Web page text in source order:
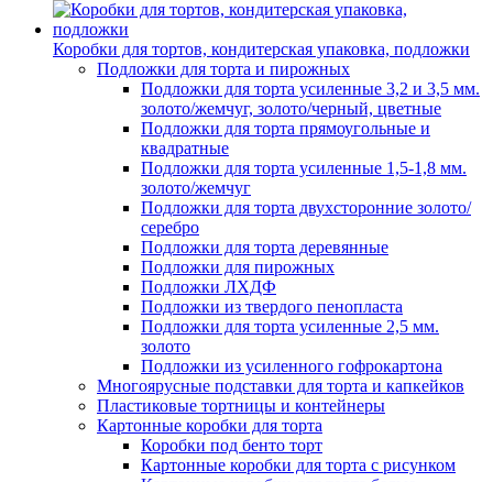
Коробки для тортов, кондитерская упаковка, подложки
Подложки для торта и пирожных
Подложки для торта усиленные 3,2 и 3,5 мм.
золото/жемчуг, золото/черный, цветные
Подложки для торта прямоугольные и
квадратные
Подложки для торта усиленные 1,5-1,8 мм.
золото/жемчуг
Подложки для торта двухсторонние золото/
серебро
Подложки для торта деревянные
Подложки для пирожных
Подложки ЛХДФ
Подложки из твердого пенопласта
Подложки для торта усиленные 2,5 мм.
золото
Подложки из усиленного гофрокартона
Многоярусные подставки для торта и капкейков
Пластиковые тортницы и контейнеры
Картонные коробки для торта
Коробки под бенто торт
Картонные коробки для торта с рисунком